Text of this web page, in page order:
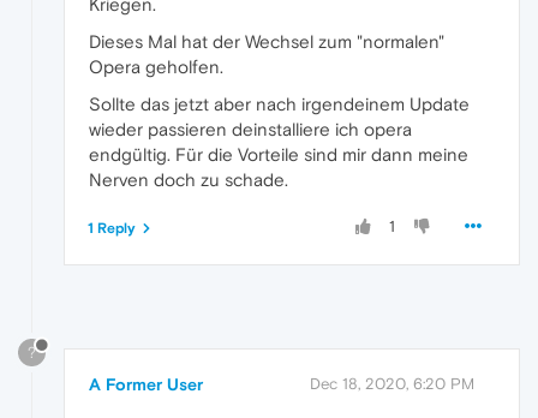
Dieses Mal hat der Wechsel zum "normalen"
Opera geholfen.
Sollte das jetzt aber nach irgendeinem Update
wieder passieren deinstalliere ich opera
endgültig. Für die Vorteile sind mir dann meine
Nerven doch zu schade.
1
1 Reply
?
A Former User Dec 18, 2020, 6:20 PM